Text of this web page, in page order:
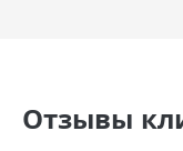
Отзывы